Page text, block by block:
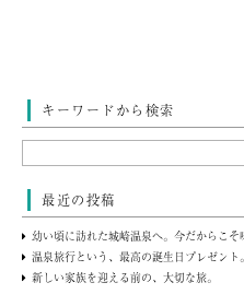
キーワードから検索
最近の投稿
幼い頃に訪れた城崎温泉へ。今だからこそ
温泉旅行という、最高の誕生日プレゼント。
新しい家族を迎える前の、大切な旅。